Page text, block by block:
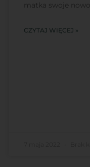
matka swoje
CZYTAJ WIĘCEJ »